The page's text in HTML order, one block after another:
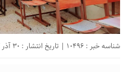
شناسه خبر : 10496 | تاریخ انتشار : 30 آذر 1402 - 19:41 |